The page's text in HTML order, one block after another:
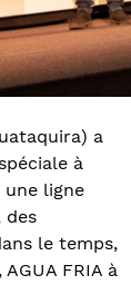
a
à
une ligne
des
le temps,
FRIA à